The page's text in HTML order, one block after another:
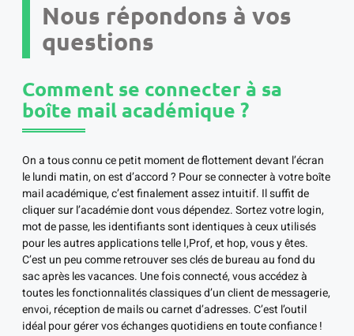
Nous répondons à vos
questions
Comment se connecter à sa
boîte mail académique ?
On a tous connu ce petit moment de flottement devant l’écran
le lundi matin, on est d’accord ? Pour se connecter à votre boîte
mail académique, c’est finalement assez intuitif. Il suffit de
cliquer sur l’académie dont vous dépendez. Sortez votre login,
mot de passe, les identifiants sont identiques à ceux utilisés
pour les autres applications telle I,Prof, et hop, vous y êtes.
C’est un peu comme retrouver ses clés de bureau au fond du
sac après les vacances. Une fois connecté, vous accédez à
toutes les fonctionnalités classiques d’un client de messagerie,
envoi, réception de mails ou carnet d’adresses. C’est l’outil
idéal pour gérer vos échanges quotidiens en toute confiance !